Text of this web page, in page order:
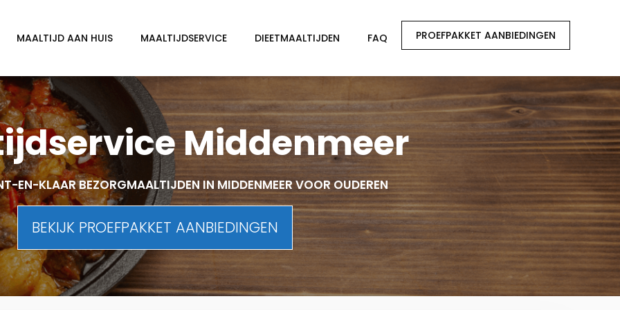
MAALTIJD AAN HUIS MAALTIJDSERVICE DIEETMAALTIJDEN FAQ PROEFPAKKET AANBIEDINGEN
Middenmeer
EN-KLAAR BEZORGMAALTIJDEN IN MIDDENMEER VOOR OUDEREN
BEKIJK PROEFPAKKET AANBIEDINGEN